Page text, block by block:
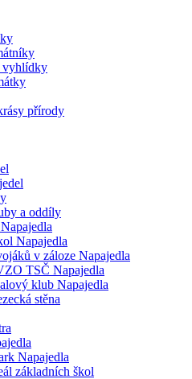
vyhlídky
přírody
a oddíly
Napajedla
v záloze Napajedla
TSČ Napajedla
klub Napajedla
stěna
Napajedla
základních škol